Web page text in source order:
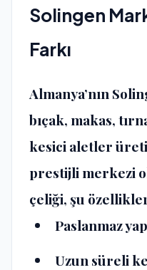
Solingen
Farkı
Almanya’nın
bıçak, makas,
kesici aletler
prestijli merkezi
çeliği, şu
Paslanmaz
Uzun süreli